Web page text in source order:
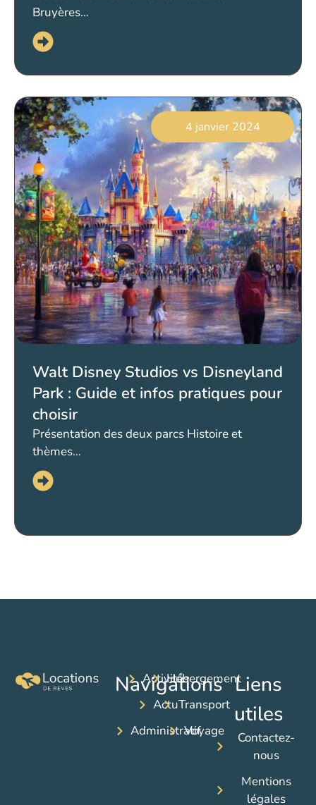
Bruyères…
4 janvier 2024
Walt Disney Studios vs Disneyland
Park : Guide et infos pratiques pour
choisir
Présentation des deux parcs Histoire et
thèmes…
Navigations
Activités
Actu
Administratif
Hébergement
Transport
Voyage
Liens
utiles
Contactez-
nous
Mentions
légales